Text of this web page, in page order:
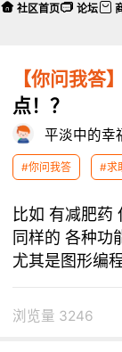
【你问我答】
点！？
平淡中的幸
#你问我答 #求
比如 有减肥药
同样的 各种功
尤其是图形编
浏览量 3246
社区首页 论坛